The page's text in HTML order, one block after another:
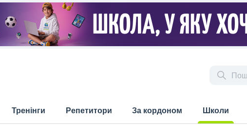
Тренінги Репетитори За кордоном
Школи